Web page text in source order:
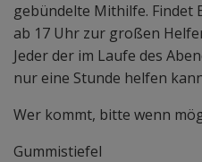
gebündelte Mithilfe. Findet
ab 17 Uhr zur großen
Jeder der im Laufe des
nur eine Stunde helfen
Wer kommt, bitte wenn
Gummistiefel